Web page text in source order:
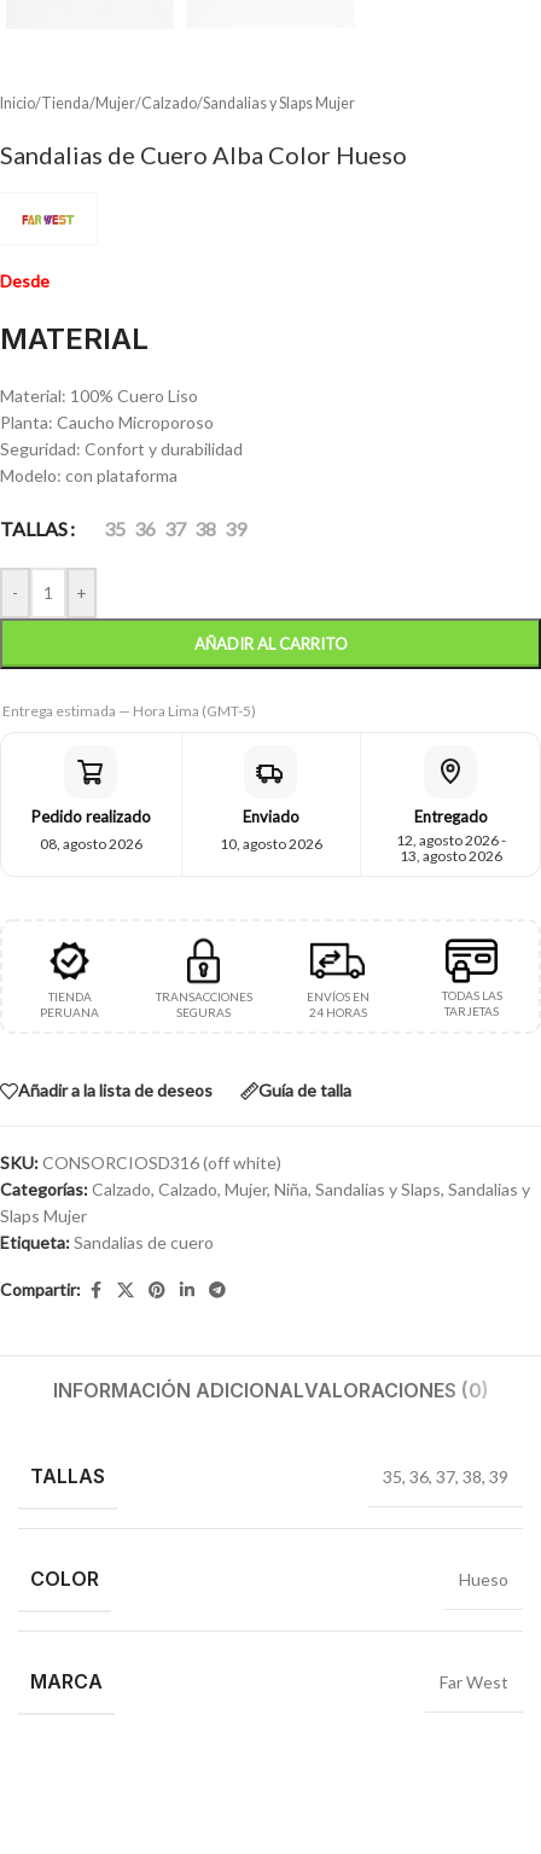
Inicio/Tienda/Mujer/Calzado/Sandalias y Slaps Mujer
Sandalias de Cuero Alba Color Hueso
Desde
MATERIAL
Material: 100% Cuero Liso
Planta: Caucho Microporoso
Seguridad: Confort y durabilidad
Modelo: con plataforma
TALLAS 35 36 37 38 39
- +
AÑADIR AL CARRITO
Entrega estimada — Hora Lima (GMT-5)
Pedido realizado
08, agosto 2026
Enviado
10, agosto 2026
Entregado
12, agosto 2026 -
13, agosto 2026
TIENDA
PERUANA
TRANSACCIONES
SEGURAS
ENVÍOS EN
24 HORAS
TODAS LAS
TARJETAS
Añadir a la lista de deseos Guía de talla
SKU:CONSORCIOSD316 (off white)
Categorías:Calzado, Calzado, Mujer, Niña, Sandalias y Slaps, Sandalias y
Slaps Mujer
Etiqueta:Sandalias de cuero
Compartir:
INFORMACIÓN ADICIONALVALORACIONES (0)
TALLAS 35, 36, 37, 38, 39
COLOR Hueso
MARCA Far West